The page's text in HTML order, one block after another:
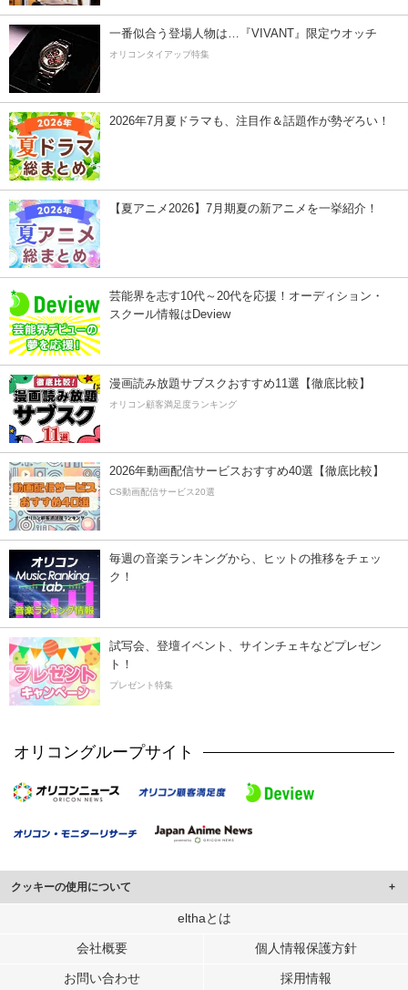
一番似合う登場人物は…『VIVANT』限定ウオッチ
オリコンタイアップ特集
2026年7月夏ドラマも、注目作＆話題作が勢ぞろい！
【夏アニメ2026】7月期夏の新アニメを一挙紹介！
芸能界を志す10代～20代を応援！オーディション・
スクール情報はDeview
漫画読み放題サブスクおすすめ11選【徹底比較】
オリコン顧客満足度ランキング
2026年動画配信サービスおすすめ40選【徹底比較】
CS動画配信サービス20選
毎週の音楽ランキングから、ヒットの推移をチェッ
ク！
試写会、登壇イベント、サインチェキなどプレゼン
ト！
プレゼント特集
オリコングループサイト
クッキーの使用について
このサイトでは Cookie を使用して、ユーザーに合わせたコンテンツや広告の
行っています。
メディアや広告配信、データ解析の各パートナーに提供しています。
elthaとは
会社概要 個人情報保護方針
お問い合わせ 採用情報